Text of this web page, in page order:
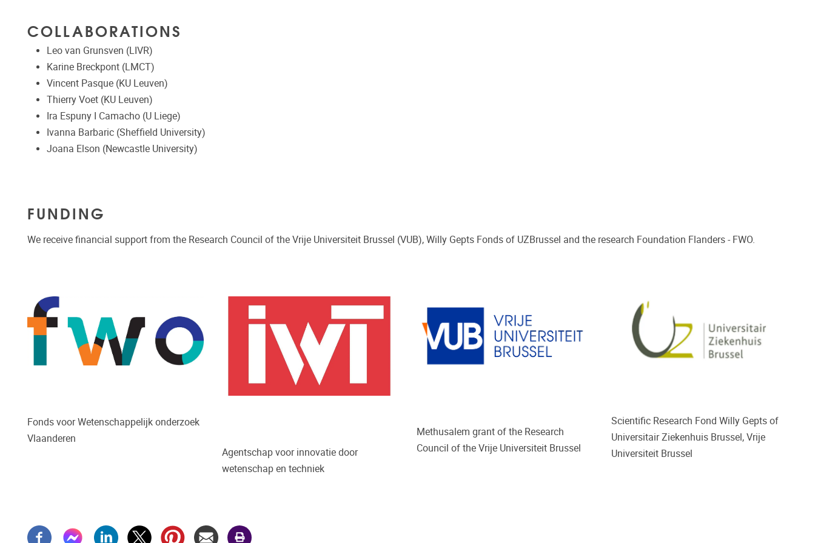
COLLABORATIONS
Leo van Grunsven (LIVR)
Karine Breckpont (LMCT)
Vincent Pasque (KU Leuven)
Thierry Voet (KU Leuven)
Ira Espuny I Camacho (U Liege)
Ivanna Barbaric (Sheffield University)
Joana Elson (Newcastle University)
FUNDING
We receive financial support from the Research Council of the Vrije Universiteit Brussel (VUB), Willy Gepts Fonds of UZBrussel and the research Foundation Flanders - FWO.
Fonds voor Wetenschappelijk onderzoek
Vlaanderen
Agentschap voor innovatie door
wetenschap en techniek
Methusalem grant of the Research
Council of the Vrije Universiteit Brussel
Scientific Research Fond Willy Gepts of
Universitair Ziekenhuis Brussel, Vrije
Universiteit Brussel